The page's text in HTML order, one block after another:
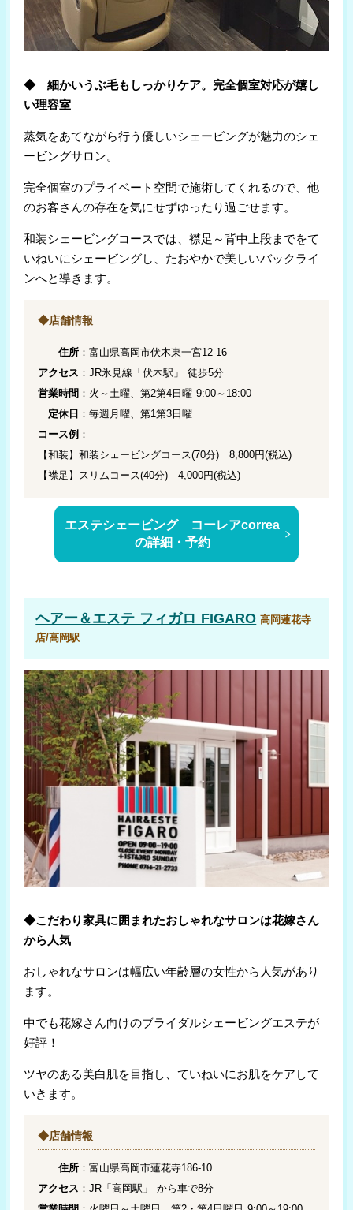
◆ 細かいうぶ毛もしっかりケア。完全個室対応が嬉し
い理容室
蒸気をあてながら行う優しいシェービングが魅力のシェ
ービングサロン。
完全個室のプライベート空間で施術してくれるので、他
のお客さんの存在を気にせずゆったり過ごせます。
和装シェービングコースでは、襟足～背中上段までをて
いねいにシェービングし、たおやかで美しいバックライ
ンへと導きます。
◆店舗情報
住所 ：富山県高岡市伏木東一宮12-16
アクセス ：JR氷見線「伏木駅」 徒歩5分
営業時間 ：火～土曜、第2第4日曜 9:00～18:00
定休日 ：毎週月曜、第1第3日曜
コース例 ：
【和装】和装シェービングコース(70分) 8,800円(税込)
【襟足】スリムコース(40分) 4,000円(税込)
エステシェービング コーレアcorrea
の詳細・予約
ヘアー＆エステ フィガロ FIGARO 高岡蓮花寺
店/高岡駅
◆こだわり家具に囲まれたおしゃれなサロンは花嫁さん
から人気
おしゃれなサロンは幅広い年齢層の女性から人気があり
ます。
中でも花嫁さん向けのブライダルシェービングエステが
好評！
ツヤのある美白肌を目指し、ていねいにお肌をケアして
いきます。
◆店舗情報
住所 ：富山県高岡市蓮花寺186-10
アクセス ：JR「高岡駅」 から車で8分